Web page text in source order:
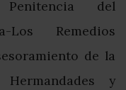
del
Los Remedios
de la
y